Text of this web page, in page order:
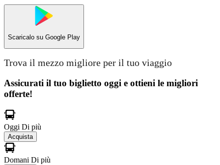
Scaricalo su Google Play
Trova il mezzo migliore per il tuo viaggio
Assicurati il ​​tuo biglietto oggi e ottieni le migliori
offerte!
Oggi Di più
Acquista
Domani Di più